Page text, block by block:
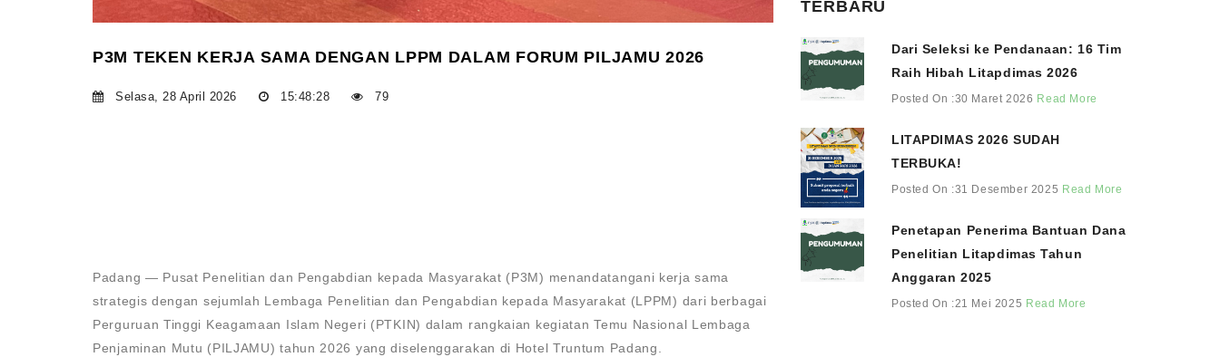
P3M TEKEN KERJA SAMA DENGAN LPPM DALAM FORUM PILJAMU 2026
Selasa, 28 April 2026 15:48:28 79
Padang — Pusat Penelitian dan Pengabdian kepada Masyarakat (P3M) menandatangani kerja sama
strategis dengan sejumlah Lembaga Penelitian dan Pengabdian kepada Masyarakat (LPPM) dari berbagai
Perguruan Tinggi Keagamaan Islam Negeri (PTKIN) dalam rangkaian kegiatan Temu Nasional Lembaga
Penjaminan Mutu (PILJAMU) tahun 2026 yang diselenggarakan di Hotel Truntum Padang.
TERBARU
Dari Seleksi ke Pendanaan: 16 Tim
Raih Hibah Litapdimas 2026
Posted On :30 Maret 2026 Read More
LITAPDIMAS 2026 SUDAH
TERBUKA!
Posted On :31 Desember 2025 Read More
Penetapan Penerima Bantuan Dana
Penelitian Litapdimas Tahun
Anggaran 2025
Posted On :21 Mei 2025 Read More